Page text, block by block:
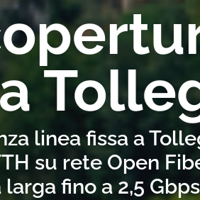
linea fissa a
su rete Open
fino a 2,5 Gbps